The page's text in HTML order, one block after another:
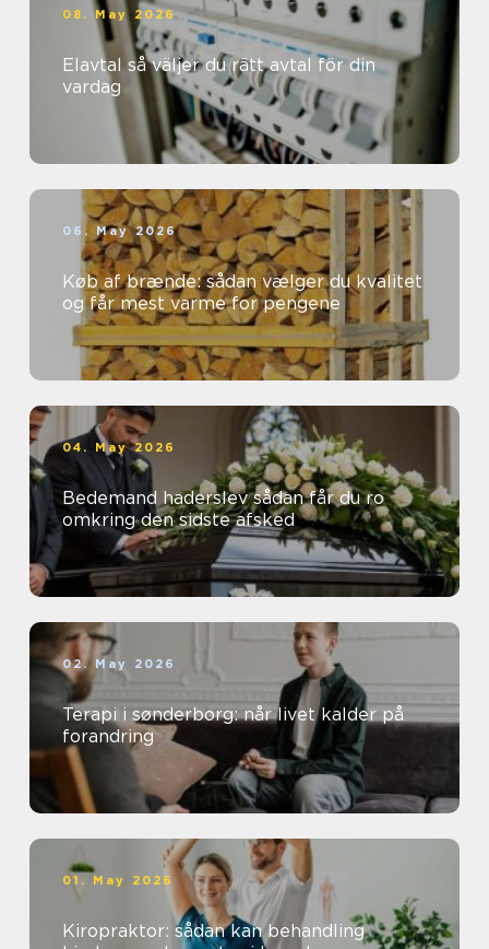
08. May 2026
Elavtal så väljer du rätt avtal för din
vardag
06. May 2026
Køb af brænde: sådan vælger du kvalitet
og får mest varme for pengene
04. May 2026
Bedemand haderslev sådan får du ro
omkring den sidste afsked
02. May 2026
Terapi i sønderborg: når livet kalder på
forandring
01. May 2026
Kiropraktor: sådan kan behandling